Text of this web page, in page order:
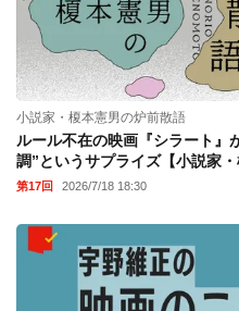
小説家・榎本憲男の炉前散語
ルール不在の映画『シラート』
調”というサプライズ【小説家・
第17回 2026/7/18 18:30